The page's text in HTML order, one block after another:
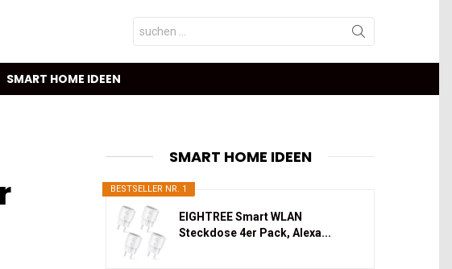
Search
for:
SMART HOME IDEEN
SMART HOME IDEEN
BESTSELLER NR. 1
EIGHTREE Smart WLAN
Steckdose 4er Pack, Alexa...